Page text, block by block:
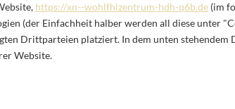
https://xn--wohlfhlzentrum-hdh-q6b.de (im
(der Einfachheit halber werden all diese unter
Drittparteien platziert. In dem unten
Website.